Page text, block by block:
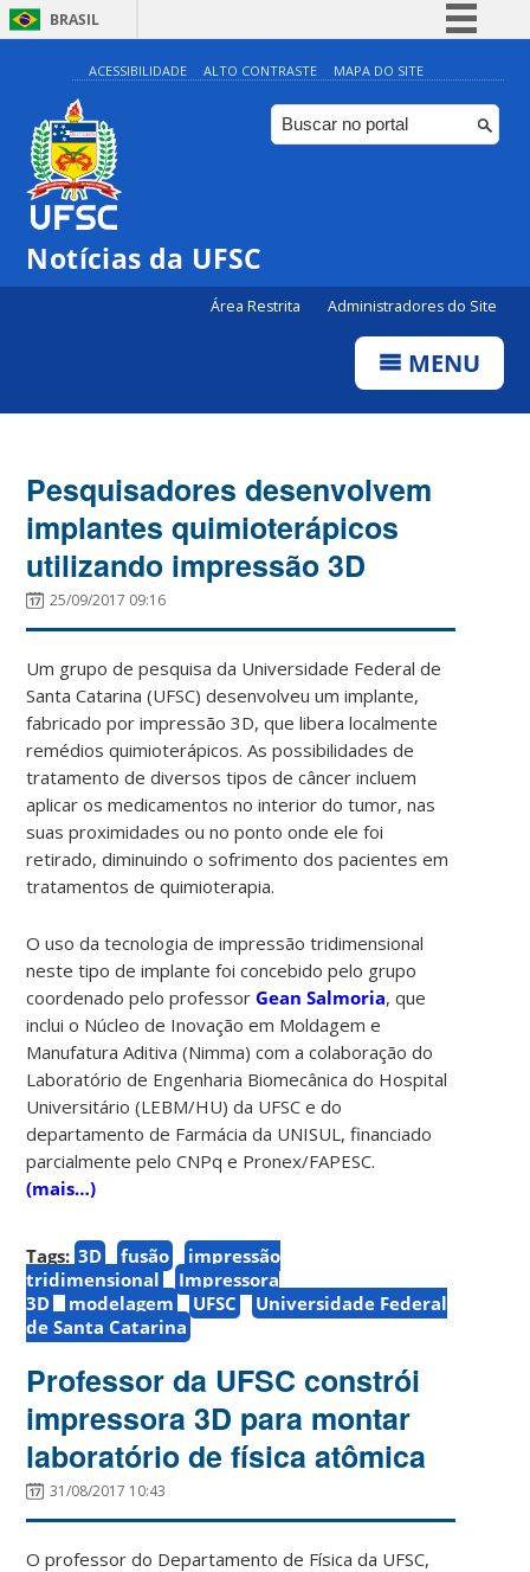
BRASIL
Simplifique!
Comunica BR
Participe
ACESSIBILIDADE ALTO CONTRASTE MAPA DO SITE
Notícias da UFSC
Área Restrita Administradores do Site
MENU
Pesquisadores desenvolvem
implantes quimioterápicos
utilizando impressão 3D
25/09/2017 09:16
Um grupo de pesquisa da Universidade Federal de
Santa Catarina (UFSC) desenvolveu um implante,
fabricado por impressão 3D, que libera localmente
remédios quimioterápicos. As possibilidades de
tratamento de diversos tipos de câncer incluem
aplicar os medicamentos no interior do tumor, nas
suas proximidades ou no ponto onde ele foi
retirado, diminuindo o sofrimento dos pacientes em
tratamentos de quimioterapia.
O uso da tecnologia de impressão tridimensional
neste tipo de implante foi concebido pelo grupo
coordenado pelo professorGean Salmoria, que
inclui o Núcleo de Inovação em Moldagem e
Manufatura Aditiva (Nimma) com a colaboração do
Laboratório de Engenharia Biomecânica do Hospital
Universitário (LEBM/HU) da UFSC e do
departamento de Farmácia da UNISUL, financiado
parcialmente pelo CNPq e Pronex/FAPESC.
(mais…)
Tags: 3D fusão
impressão
tridimensional
Impressora
3D
modelagem UFSC
Universidade Federal
de Santa Catarina
Professor da UFSC constrói
impressora 3D para montar
laboratório de física atômica
31/08/2017 10:43
O professor do Departamento de Física da UFSC,